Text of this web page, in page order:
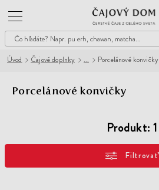
Čajový
Dom
Úvod Čajové doplnky Porcelánové konvičky
Porcelánové konvičky
Produkt:1
Filtrovať